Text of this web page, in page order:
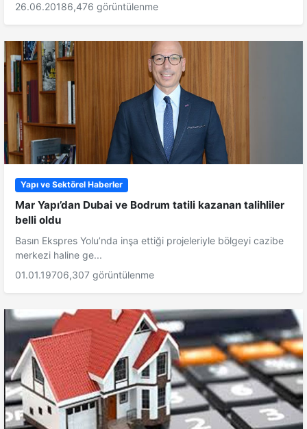
26.06.20186,476 görüntülenme
Yapı ve Sektörel Haberler
Mar Yapı’dan Dubai ve Bodrum tatili kazanan talihliler
belli oldu
Basın Ekspres Yolu’nda inşa ettiği projeleriyle bölgeyi cazibe
merkezi haline ge...
01.01.19706,307 görüntülenme